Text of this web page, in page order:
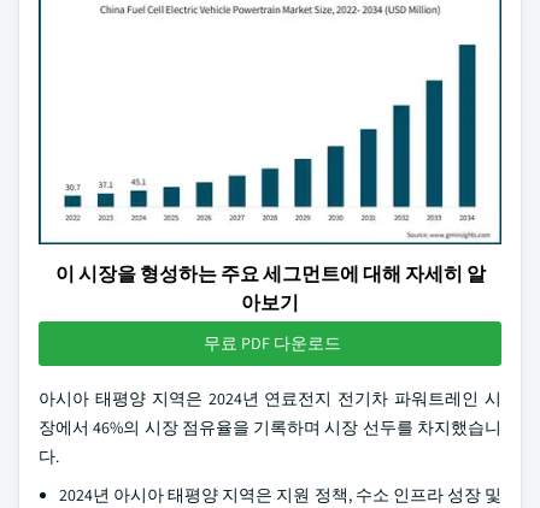
이 시장을 형성하는 주요 세그먼트에 대해 자세히 알
아보기
무료 PDF 다운로드
아시아 태평양 지역은 2024년 연료전지 전기차 파워트레인 시
장에서 46%의 시장 점유율을 기록하며 시장 선두를 차지했습니
다.
2024년 아시아 태평양 지역은 지원 정책, 수소 인프라 성장 및